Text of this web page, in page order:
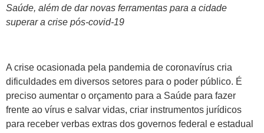
Saúde, além de dar novas ferramentas para a cidade
superar a crise pós-covid-19
A crise ocasionada pela pandemia de coronavírus cria
dificuldades em diversos setores para o poder público. É
preciso aumentar o orçamento para a Saúde para fazer
frente ao vírus e salvar vidas, criar instrumentos jurídicos
para receber verbas extras dos governos federal e estadual